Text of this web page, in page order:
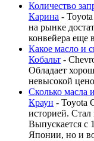
Количество
Карина - Toyota
на рынке
конвейера еще
Какое масло и
Кобальт -
Обладает
невысокой
Сколько масла
Краун - Toyota
историей. Стал
Выпускается с
Японии, но и